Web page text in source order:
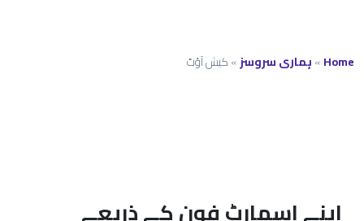
Home
»ہماری سروسز»کیش آؤٹ
اپنے اسمارٹ فون کے ذریعے